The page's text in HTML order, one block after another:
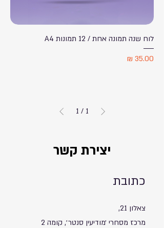
לוח שנה תמונה אחת / 12 תמונות A4
מחיר
1
/
1
יצירת קשר
כתובת
צאלון 21,
מרכז מסחרי ׳מודיעין סנטר׳, קומה 2